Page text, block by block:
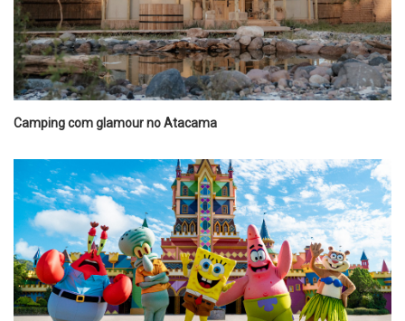
Camping com glamour no Atacama